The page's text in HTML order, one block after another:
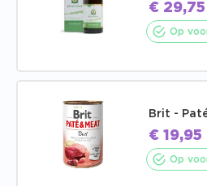
€ 29,75
Op
Brit -
€ 19,95
Op